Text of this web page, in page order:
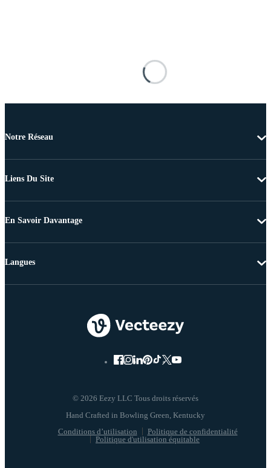
Notre Réseau
Liens Du Site
En Savoir Davantage
© 2026 Eezy LLC Tous droits réservés
Conditions d’utilisation
Politique de confidentialité
Politique d'utilisation équitable
Langues